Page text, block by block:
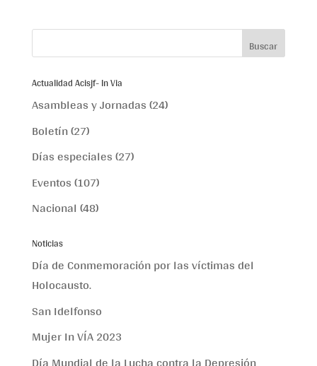
Actualidad Acisjf- In Via
Asambleas y Jornadas(24)
Boletín(27)
Días especiales(27)
Eventos(107)
Nacional(48)
Noticias
Día de Conmemoración por las víctimas del
Holocausto.
San Idelfonso
Mujer In VÍA 2023